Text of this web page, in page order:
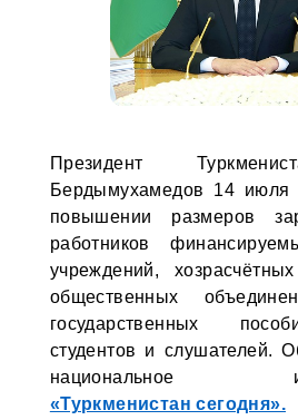
Президент
Бердымухамедов 14 июля
повышении размеров
работников
учреждений,
общественных
государственных
студентов и слушателей.
национальное
«Туркменистан сегодня».